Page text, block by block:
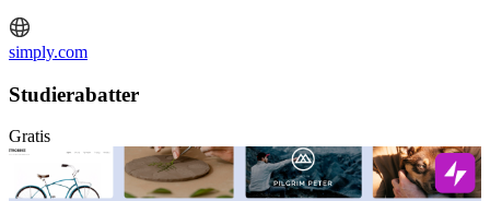
simply.com
Studierabatter
Gratis